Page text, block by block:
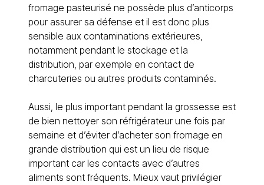
fromage pasteurisé ne possède plus d’anticorps
pour assurer sa défense et il est donc plus
sensible aux contaminations extérieures,
notamment pendant le stockage et la
distribution, par exemple en contact de
charcuteries ou autres produits contaminés.
Aussi, le plus important pendant la grossesse est
de bien nettoyer son réfrigérateur une fois par
semaine et d’éviter d’acheter son fromage en
grande distribution qui est un lieu de risque
important car les contacts avec d’autres
aliments sont fréquents. Mieux vaut privilégier